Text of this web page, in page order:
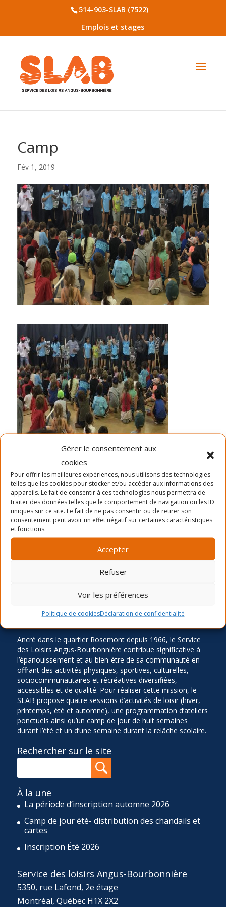
Gérer le consentement aux
cookies
Pour offrir les meilleures expériences, nous utilisons des technologies
telles que les cookies pour stocker et/ou accéder aux informations des
appareils. Le fait de consentir à ces technologies nous permettra de
traiter des données telles que le comportement de navigation ou les ID
uniques sur ce site. Le fait de ne pas consentir ou de retirer son
consentement peut avoir un effet négatif sur certaines caractéristiques
et fonctions.
Accepter
Refuser
Voir les préférences
Politique de cookiesDéclaration de confidentialité
514-903-SLAB (7522)
Emplois et stages
Camp
Fév 1, 2019
Dernières nouvelles
La période d’inscription automne 2026
Camp de jour été- distribution des chandails et
cartes
Inscription Été 2026
LA MISSION
Ancré dans le quartier Rosemont depuis 1966, le Service
des Loisirs Angus-Bourbonnière contribue significative à
l’épanouissement et au bien-être de sa communauté en
offrant des activités physiques, sportives, culturelles,
sociocommunautaires et récréatives diversifiées,
accessibles et de qualité. Pour réaliser cette mission, le
SLAB propose quatre sessions d’activités de loisir (hiver,
printemps, été et automne), une programmation d’ateliers
ponctuels ainsi qu’un camp de jour de huit semaines
durant l’été et un d’une semaine durant la relâche scolaire.
Rechercher sur le site
À la une
La période d’inscription automne 2026
Camp de jour été- distribution des chandails et
cartes
Inscription Été 2026
Service des loisirs Angus-Bourbonnière
5350, rue Lafond, 2e étage
Montréal, Québec H1X 2X2